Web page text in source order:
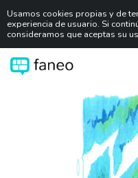
Usamos cookies propias y de
experiencia de usuario. Si
consideramos que aceptas su